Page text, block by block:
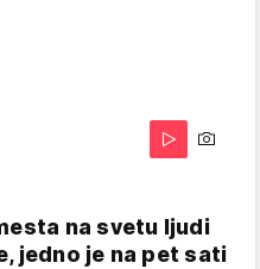
na svetu ljudi
jedno je na pet sati